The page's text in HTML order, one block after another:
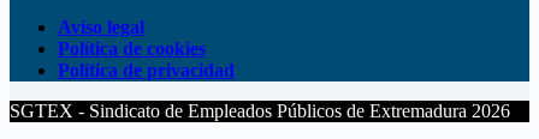
Aviso legal
Política de cookies
Política de privacidad
SGTEX - Sindicato de Empleados Públicos de Extremadura 2026